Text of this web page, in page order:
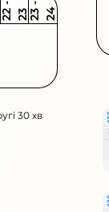
2 2
-
2 3 2 3
-
2 4
30 хв